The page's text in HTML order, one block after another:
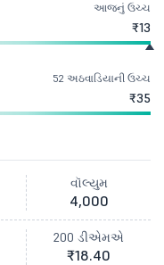
આજનું ઉચ્ચ
₹13
52 અઠવાડિયાની ઉચ્ચ
₹35
વૉલ્યુમ
4,000
200 ડીએમએ
₹18.40